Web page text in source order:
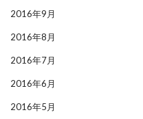
2016年9月
2016年8月
2016年7月
2016年6月
2016年5月